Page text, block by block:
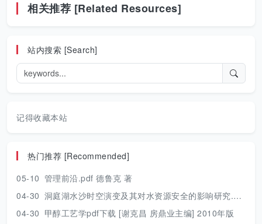
相关推荐 [Related Resources]
站内搜索 [Search]
记得收藏本站
热门推荐 [Recommended]
05-10 管理前沿.pdf 德鲁克 著
04-30 洞庭湖水沙时空演变及其对水资源安全的影响研究.pdf 胡光伟 著 2017年版
04-30 甲醇工艺学pdf下载 [谢克昌 房鼎业主编] 2010年版